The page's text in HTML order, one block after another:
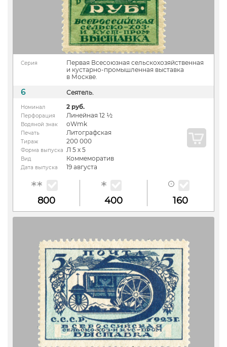
Серия
Первая Всесоюзная сельскохозяйственная
и кустарно-промышленная выставка
в Москве.
6 Сеятель.
Номинал 2 руб.
Перфорация Линейная 12 ½
Водяной знак oWmk
Печать Литографская
Тираж 200 000
Форма выпуска Л 5 х 5
Вид Коммеморатив
Дата выпуска 19 августа
800 400 160